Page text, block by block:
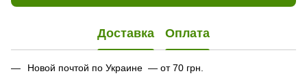
Доставка Оплата
Новой почтой по Украине — от 70 грн.